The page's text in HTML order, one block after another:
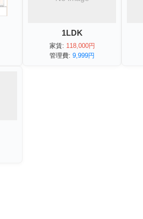
1LDK
家賃: 118,000円
管理費: 9,999円